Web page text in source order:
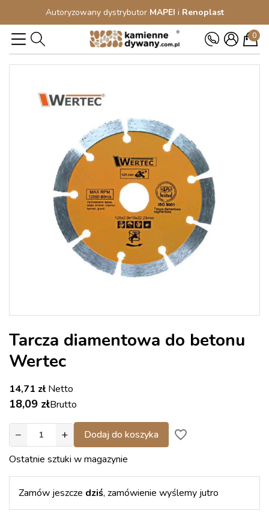
Autoryzowany dystrybutor MAPEI i Renoplast
0
Tarcza diamentowa do betonu
Wertec
14,71 zł Netto
18,09 złBrutto
− + Dodaj do koszyka favorite_border
Ostatnie sztuki w magazynie
Zamów jeszcze dziś, zamówienie wyślemy jutro